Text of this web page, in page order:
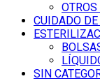
OTROS
CUIDADO
SIN